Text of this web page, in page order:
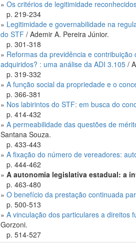
» Os critérios de legitimidade
p. 219-234
» Legitimidade e governabilidade na
do STF / Ademir A. Pereira Júnior.
p. 301-318
» Reformas da previdência e
adquiridos? : uma análise da ADI 3.105 /
p. 319-332
» A função social da propriedade e o
p. 366-381
» Nos labirintos do STF: em busca do
p. 414-432
» A permeabilidade das questões de
Santana Souza.
p. 433-443
» A fixação do número de vereadores:
p. 444-462
» A autonomia legislativa estadual: a
p. 463-480
» O benefício da prestação continuada
p. 500-513
» A vinculação dos particulares a direitos
Gorzoni.
p. 514-527